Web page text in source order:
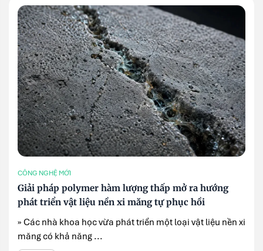
CÔNG NGHỆ MỚI
Giải pháp polymer hàm lượng thấp mở ra hướng
phát triển vật liệu nền xi măng tự phục hồi
» Các nhà khoa học vừa phát triển một loại vật liệu nền xi
măng có khả năng ...